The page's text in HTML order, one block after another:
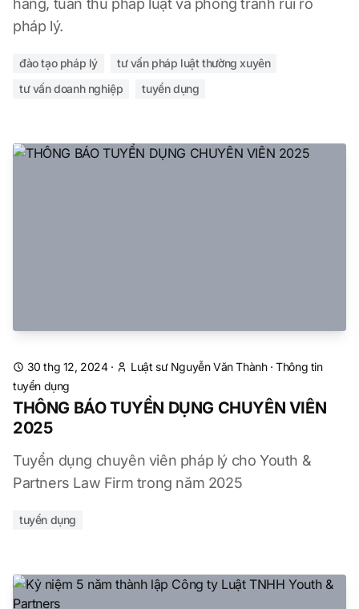
hàng, tuân thủ pháp luật và phòng tránh rủi ro
pháp lý.
đào tạo pháp lý
tư vấn pháp luật thường xuyên
tư vấn doanh nghiệp
tuyển dụng
30 thg 12, 2024· Luật sư Nguyễn Văn Thành·Thông tin
tuyển dụng
THÔNG BÁO TUYỂN DỤNG CHUYÊN VIÊN
2025
Tuyển dụng chuyên viên pháp lý cho Youth &
Partners Law Firm trong năm 2025
tuyển dụng